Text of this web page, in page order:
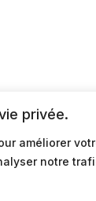
privée.
améliorer
notre
de